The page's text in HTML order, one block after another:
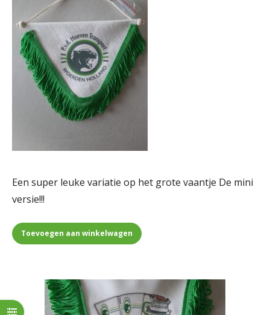
Een super leuke variatie op het grote vaantje De mini
versie!!!
Toevoegen aan winkelwagen